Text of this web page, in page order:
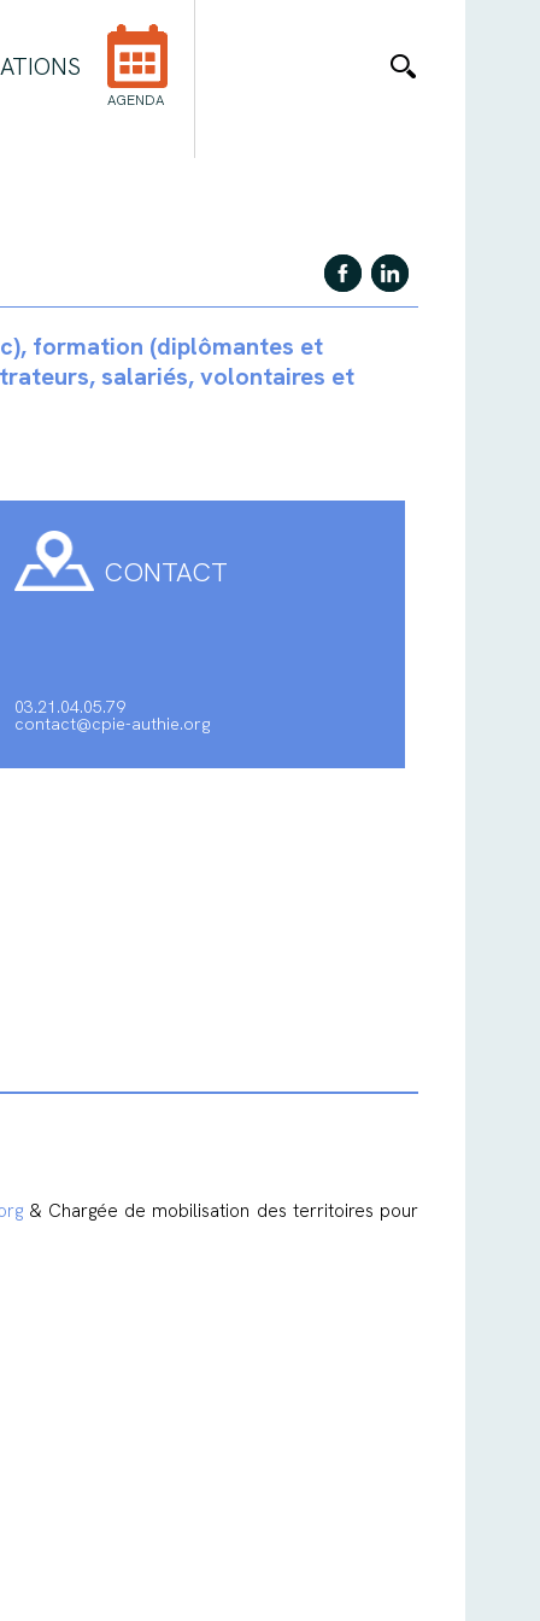
AGENDA
formation (diplômantes et
salariés, volontaires et
CONTACT
03.21.04.05.79
contact@cpie-authie.org
& Chargée de mobilisation des territoires pour